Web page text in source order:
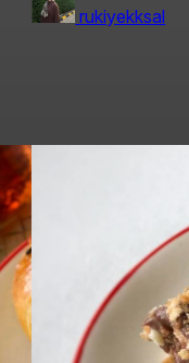
rukiyekksal